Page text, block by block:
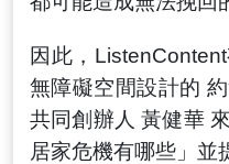
因此，
無障礙空間設計的
共同創辦人 黃健華
居家危機有哪些」並